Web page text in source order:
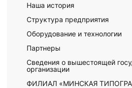
Наша история
Структура предприятия
Оборудование и технологии
Партнеры
Сведения о вышестоящей
организации
ФИЛИАЛ «МИНСКАЯ